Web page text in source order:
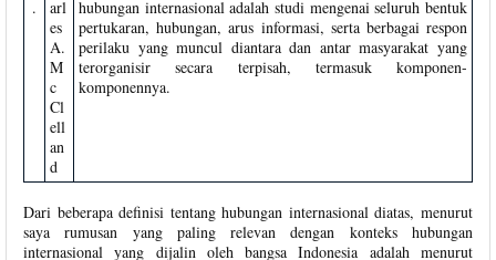
.
arl
es
A.
M
c
Cl
ell
an
d
hubungan internasional adalah studi mengenai seluruh bentuk
pertukaran, hubungan, arus informasi, serta berbagai respon
perilaku yang muncul diantara dan antar masyarakat yang
terorganisir secara terpisah, termasuk komponen-
komponennya.
Dari beberapa definisi tentang hubungan internasional diatas, menurut
saya rumusan yang paling relevan dengan konteks hubungan
internasional yang dijalin oleh bangsa Indonesia adalah menurut